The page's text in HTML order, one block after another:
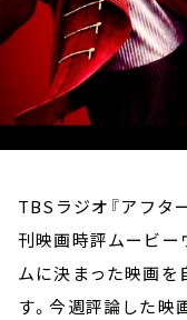
TBSラジオ『アフタ
刊映画時評ムービー
ムに決まった映画
す。今週評論した映